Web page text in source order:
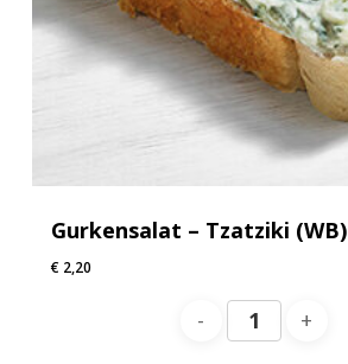
Gurkensalat – Tzatziki (WB)
€2,20